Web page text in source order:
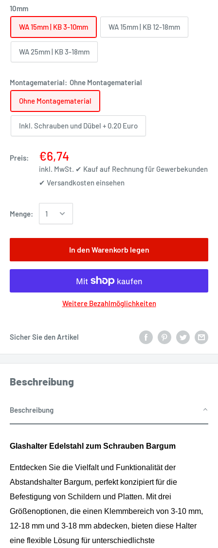
10mm
WA 15mm | KB 3-10mm WA 15mm | KB 12-18mm
WA 25mm | KB 3-18mm
Montagematerial: Ohne Montagematerial
Ohne Montagematerial
Inkl. Schrauben und Dübel + 0.20 Euro
Preis: €6,74
inkl. MwSt. ✔ Kauf auf Rechnung für Gewerbekunden
✔ Versandkosten einsehen
Menge:
In den Warenkorb legen
Weitere Bezahlmöglichkeiten
Sicher Sie den Artikel
Beschreibung
Beschreibung
Glashalter Edelstahl zum Schrauben Bargum
Entdecken Sie die Vielfalt und Funktionalität der
Abstandshalter Bargum, perfekt konzipiert für die
Befestigung von Schildern und Platten. Mit drei
Größenoptionen, die einen Klemmbereich von 3-10 mm,
12-18 mm und 3-18 mm abdecken, bieten diese Halter
eine flexible Lösung für unterschiedlichste